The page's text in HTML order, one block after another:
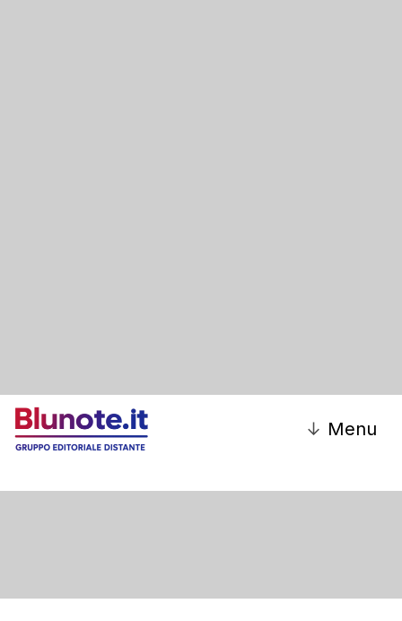
↓ Menu